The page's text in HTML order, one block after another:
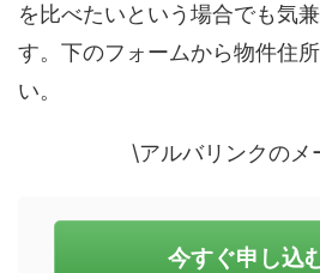
を比べたいという場合でも気
す。下のフォームから物件住
い。
\アルバリンクのメ
今すぐ申し込